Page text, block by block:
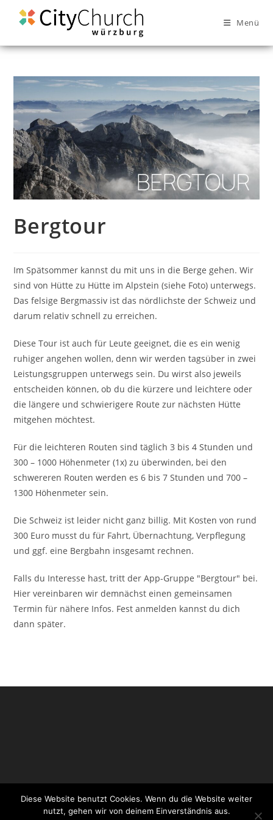
Menü
Bergtour
Im Spätsommer kannst du mit uns in die Berge gehen. Wir
sind von Hütte zu Hütte im Alpstein (siehe Foto) unterwegs.
Das felsige Bergmassiv ist das nördlichste der Schweiz und
darum relativ schnell zu erreichen.
Diese Tour ist auch für Leute geeignet, die es ein wenig
ruhiger angehen wollen, denn wir werden tagsüber in zwei
Leistungsgruppen unterwegs sein. Du wirst also jeweils
entscheiden können, ob du die kürzere und leichtere oder
die längere und schwierigere Route zur nächsten Hütte
mitgehen möchtest.
Für die leichteren Routen sind täglich 3 bis 4 Stunden und
300 – 1000 Höhenmeter (1x) zu überwinden, bei den
schwereren Routen werden es 6 bis 7 Stunden und 700 –
1300 Höhenmeter sein.
Die Schweiz ist leider nicht ganz billig. Mit Kosten von rund
300 Euro musst du für Fahrt, Übernachtung, Verpflegung
und ggf. eine Bergbahn insgesamt rechnen.
Falls du Interesse hast, tritt der App-Gruppe "Bergtour" bei.
Hier vereinbaren wir demnächst einen gemeinsamen
Termin für nähere Infos. Fest anmelden kannst du dich
dann später.
Impressum Datenschutzerklärung
Login CityChurch
Diese Website benutzt Cookies. Wenn du die Website weiter
nutzt, gehen wir von deinem Einverständnis aus.